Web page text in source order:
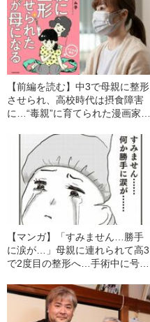
【前編を読む】中3で母親に整形
させられ、高校時代は摂食障害
に…“毒親”に育てられた漫画家の
で特にトラウマなのは…」
【マンガ】「すみません…勝手
に涙が…」母親に連れられて高3
で2度目の整形へ…手術中に号泣
る言葉”